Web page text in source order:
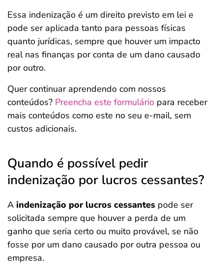
Essa indenização é um direito previsto em lei e
pode ser aplicada tanto para pessoas físicas
quanto jurídicas, sempre que houver um impacto
real nas finanças por conta de um dano causado
por outro.
Quer continuar aprendendo com nossos
conteúdos? Preencha este formulário para receber
mais conteúdos como este no seu e-mail, sem
custos adicionais.
Quando é possível pedir
indenização por lucros cessantes?
A indenização por lucros cessantes pode ser
solicitada sempre que houver a perda de um
ganho que seria certo ou muito provável, se não
fosse por um dano causado por outra pessoa ou
empresa.